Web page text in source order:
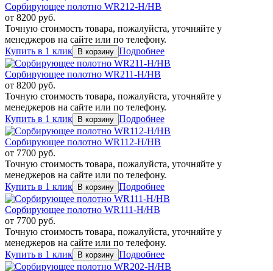
Сорбирующее полотно WR212-H/HB
от 8200 руб.
Точную стоимость товара, пожалуйста, уточняйте у
менеджеров на сайте или по телефону.
Купить в 1 клик
Подробнее
Сорбирующее полотно WR211-H/HB
от 8200 руб.
Точную стоимость товара, пожалуйста, уточняйте у
менеджеров на сайте или по телефону.
Купить в 1 клик
Подробнее
Сорбирующее полотно WR112-H/HB
от 7700 руб.
Точную стоимость товара, пожалуйста, уточняйте у
менеджеров на сайте или по телефону.
Купить в 1 клик
Подробнее
Сорбирующее полотно WR111-H/HB
от 7700 руб.
Точную стоимость товара, пожалуйста, уточняйте у
менеджеров на сайте или по телефону.
Купить в 1 клик
Подробнее